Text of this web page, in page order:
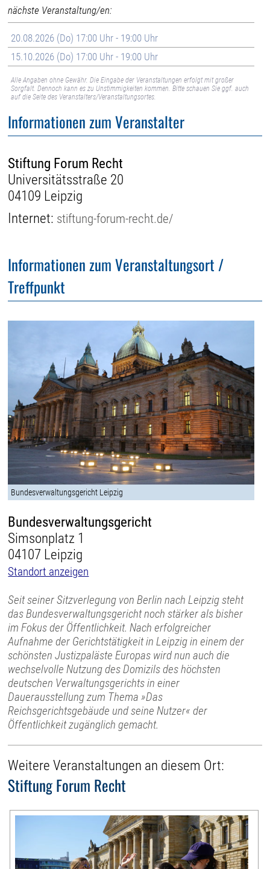
nächste Veranstaltung/en:
20.08.2026 (Do) 17:00 Uhr - 19:00 Uhr
15.10.2026 (Do) 17:00 Uhr - 19:00 Uhr
Alle Angaben ohne Gewähr. Die Eingabe der Veranstaltungen erfolgt mit großer
Sorgfalt. Dennoch kann es zu Unstimmigkeiten kommen. Bitte schauen Sie ggf. auch
auf die Seite des Veranstalters/Veranstaltungsortes.
Informationen zum Veranstalter
Stiftung Forum Recht
Universitätsstraße 20
04109 Leipzig
Internet: stiftung-forum-recht.de/
Informationen zum Veranstaltungsort /
Treffpunkt
Bundesverwaltungsgericht Leipzig
Bundesverwaltungsgericht
Simsonplatz 1
04107 Leipzig
Standort anzeigen
Seit seiner Sitzverlegung von Berlin nach Leipzig steht
das Bundesverwaltungsgericht noch stärker als bisher
im Fokus der Öffentlichkeit. Nach erfolgreicher
Aufnahme der Gerichtstätigkeit in Leipzig in einem der
schönsten Justizpaläste Europas wird nun auch die
wechselvolle Nutzung des Domizils des höchsten
deutschen Verwaltungsgerichts in einer
Dauerausstellung zum Thema »Das
Reichsgerichtsgebäude und seine Nutzer« der
Öffentlichkeit zugänglich gemacht.
Weitere Veranstaltungen an diesem Ort:
Stiftung Forum Recht